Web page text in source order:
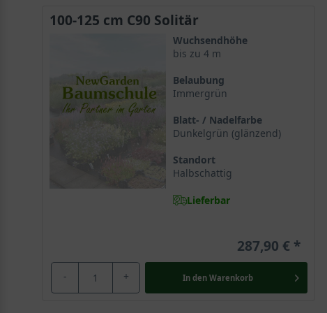
Der optimale Standort für die Japanische Kamelie in
Die Camellia japonica mag generell lockere, frische
entwickeln und mit ihrer exotischen Ausstrahlung
Die Wurzeln der Kamelie streben flach in den Untergrund
Die Wurzeln der rotblühenden Camellia japonica
Strauch kurzzeitig Robustheit bezüglich Trockenheit,
Ein absonniger und geschützter Platz im Garten wird
absonnigen und geschützten Standort erhalten, der
Jahreszeit und bringt fernöstliches Flair in den deutschen
Winterhart bis zu -17°C
100-125 cm C90 Solitär
Wuchsendhöhe
bis zu 4 m
Belaubung
Immergrün
Blatt- / Nadelfarbe
Dunkelgrün (glänzend)
Standort
Halbschattig
Lieferbar
287,90 €
- + In den Warenkorb